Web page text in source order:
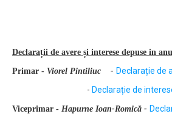
Declarații de avere și interese depuse in
Primar - Viorel Pintiliuc - Declarație de
- Declarație de
Viceprimar - Hapurne Ioan-Romică -